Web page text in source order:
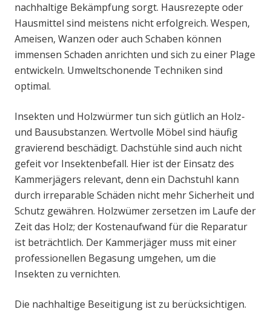
nachhaltige Bekämpfung sorgt. Hausrezepte oder
Hausmittel sind meistens nicht erfolgreich. Wespen,
Ameisen, Wanzen oder auch Schaben können
immensen Schaden anrichten und sich zu einer Plage
entwickeln. Umweltschonende Techniken sind
optimal.
Insekten und Holzwürmer tun sich gütlich an Holz-
und Bausubstanzen. Wertvolle Möbel sind häufig
gravierend beschädigt. Dachstühle sind auch nicht
gefeit vor Insektenbefall. Hier ist der Einsatz des
Kammerjägers relevant, denn ein Dachstuhl kann
durch irreparable Schäden nicht mehr Sicherheit und
Schutz gewähren. Holzwümer zersetzen im Laufe der
Zeit das Holz; der Kostenaufwand für die Reparatur
ist beträchtlich. Der Kammerjäger muss mit einer
professionellen Begasung umgehen, um die
Insekten zu vernichten.
Die nachhaltige Beseitigung ist zu berücksichtigen.